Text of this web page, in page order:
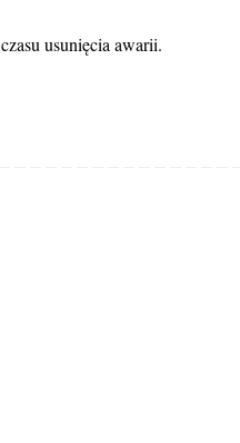
usunięcia awarii.